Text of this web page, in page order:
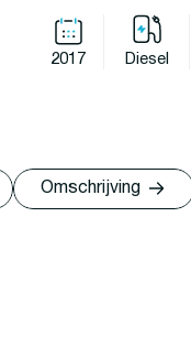
2017 Diesel
Omschrijving